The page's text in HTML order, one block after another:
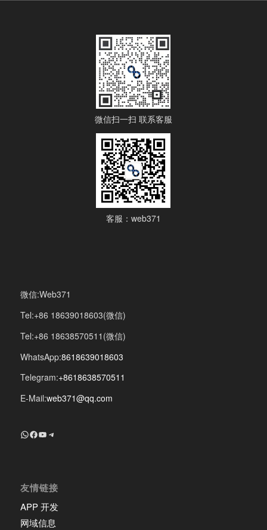
微信扫一扫 联系客服
客服：web371
微信:Web371
Tel:+86 18639018603(微信)
Tel:+86 18638570511(微信)
WhatsApp:8618639018603
Telegram:+8618638570511
E-Mail:web371@qq.com
+8618639018603
Facebook
YouTube
Telegram
友情链接
APP 开发
网域信息